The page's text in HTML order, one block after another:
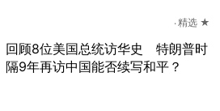
精选 ★
回顾8位美国总统访华史 特朗普时
隔9年再访中国能否续写和平？